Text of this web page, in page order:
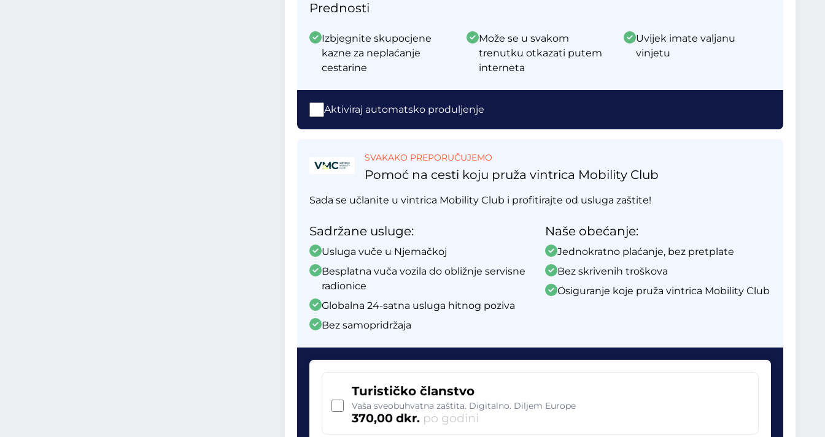
Prednosti
Izbjegnite skupocjene
kazne za neplaćanje
cestarine
Može se u svakom
trenutku otkazati putem
interneta
Uvijek imate valjanu
vinjetu
Aktiviraj automatsko produljenje
SVAKAKO PREPORUČUJEMO
Pomoć na cesti koju pruža vintrica Mobility Club
Sada se učlanite u vintrica Mobility Club i profitirajte od usluga zaštite!
Sadržane usluge:
Usluga vuče u Njemačkoj
Besplatna vuča vozila do obližnje servisne
radionice
Globalna 24-satna usluga hitnog poziva
Bez samopridržaja
Naše obećanje:
Jednokratno plaćanje, bez pretplate
Bez skrivenih troškova
Osiguranje koje pruža vintrica Mobility Club
Turističko članstvo
Vaša sveobuhvatna zaštita. Digitalno. Diljem Europe
370,00 dkr. po godini